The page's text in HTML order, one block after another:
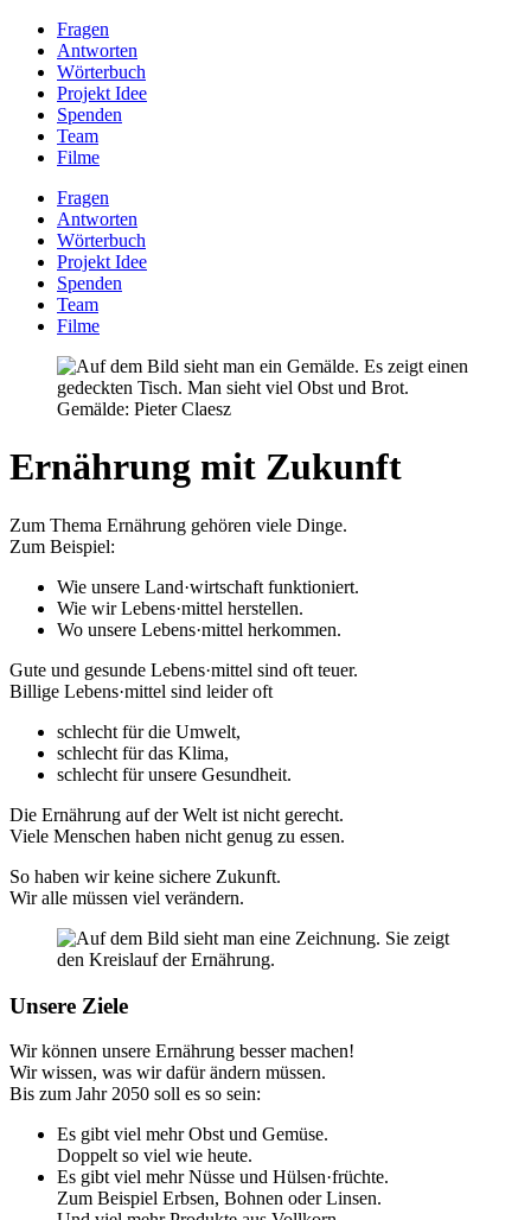
Fragen
Antworten
Wörterbuch
Projekt Idee
Spenden
Team
Filme
Fragen
Antworten
Wörterbuch
Projekt Idee
Spenden
Team
Filme
Gemälde: Pieter Claesz
Ernährung mit Zukunft
Zum Thema Ernährung gehören viele Dinge.
Zum Beispiel:
Wie unsere Land·wirtschaft funktioniert.
Wie wir Lebens·mittel herstellen.
Wo unsere Lebens·mittel herkommen.
Gute und gesunde Lebens·mittel sind oft teuer.
Billige Lebens·mittel sind leider oft
schlecht für die Umwelt,
schlecht für das Klima,
schlecht für unsere Gesundheit.
Die Ernährung auf der Welt ist nicht gerecht.
Viele Menschen haben nicht genug zu essen.
So haben wir keine sichere Zukunft.
Wir alle müssen viel verändern.
Unsere Ziele
Wir können unsere Ernährung besser machen!
Wir wissen, was wir dafür ändern müssen.
Bis zum Jahr 2050 soll es so sein:
Es gibt viel mehr Obst und Gemüse.
Doppelt so viel wie heute.
Es gibt viel mehr Nüsse und Hülsen·früchte.
Zum Beispiel Erbsen, Bohnen oder Linsen.